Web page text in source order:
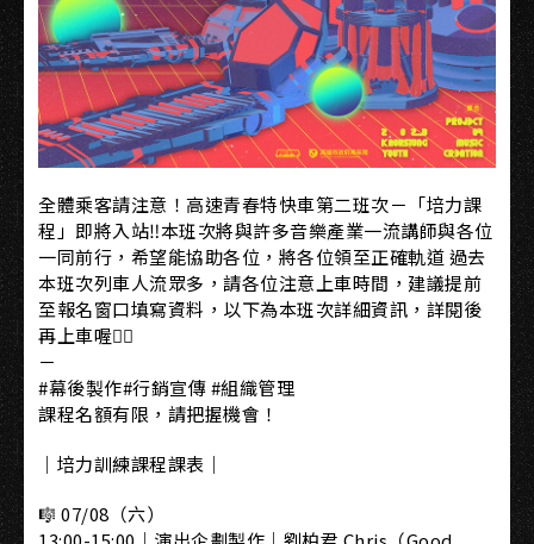
全體乘客請注意！高速青春特快車第二班次－「培力課
程」即將入站‼️本班次將與許多音樂產業一流講師與各位
一同前行，希望能協助各位，將各位領至正確軌道 過去
本班次列車人流眾多，請各位注意上車時間，建議提前
至報名窗口填寫資料，以下為本班次詳細資訊，詳閱後
再上車喔❤️‍🔥
－
#幕後製作#行銷宣傳 #組織管理
課程名額有限，請把握機會！
｜培力訓練課程課表｜
🎼 07/08（六）